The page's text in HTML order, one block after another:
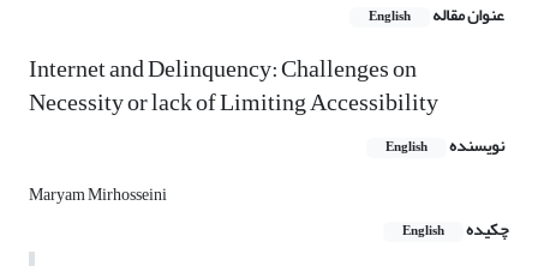
عنوان مقاله English
Internet and Delinquency: Challenges on
Necessity or lack of Limiting Accessibility
نویسنده English
Maryam Mirhosseini
چکیده
English